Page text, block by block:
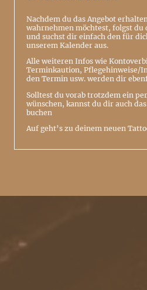
Nachdem du das Angebot
wahrnehmen möchtest, folgst du
und suchst dir einfach den für
unserem Kalender aus.
Alle weiteren Infos wie
Terminkaution, Pflegehinweise/
den Termin usw. werden dir
Solltest du vorab trotzdem ein
wünschen, kannst du dir auch
buchen
Auf geht’s zu deinem neuen